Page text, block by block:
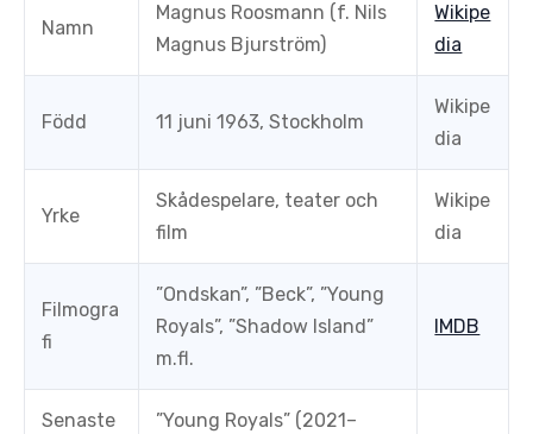
Namn
Magnus Roosmann (f. Nils
Magnus Bjurström)
Wikipe
dia
Född 11 juni 1963, Stockholm
Wikipe
dia
Yrke
Skådespelare, teater och
film
Wikipe
dia
Filmogra
fi
”Ondskan”, ”Beck”, ”Young
Royals”, ”Shadow Island”
m.fl.
IMDB
Senaste
”Young Royals” (2021–